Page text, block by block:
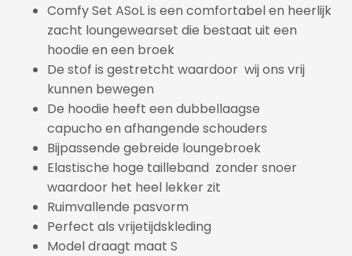
Comfy Set ASoL is een comfortabel en heerlijk
zacht loungewearset die bestaat uit een
hoodie en een broek
De stof is gestretcht waardoor wij ons vrij
kunnen bewegen
De hoodie heeft een dubbellaagse
capucho en afhangende schouders
Bijpassende gebreide loungebroek
Elastische hoge tailleband zonder snoer
waardoor het heel lekker zit
Ruimvallende pasvorm
Perfect als vrijetijdskleding
Model draagt maat S